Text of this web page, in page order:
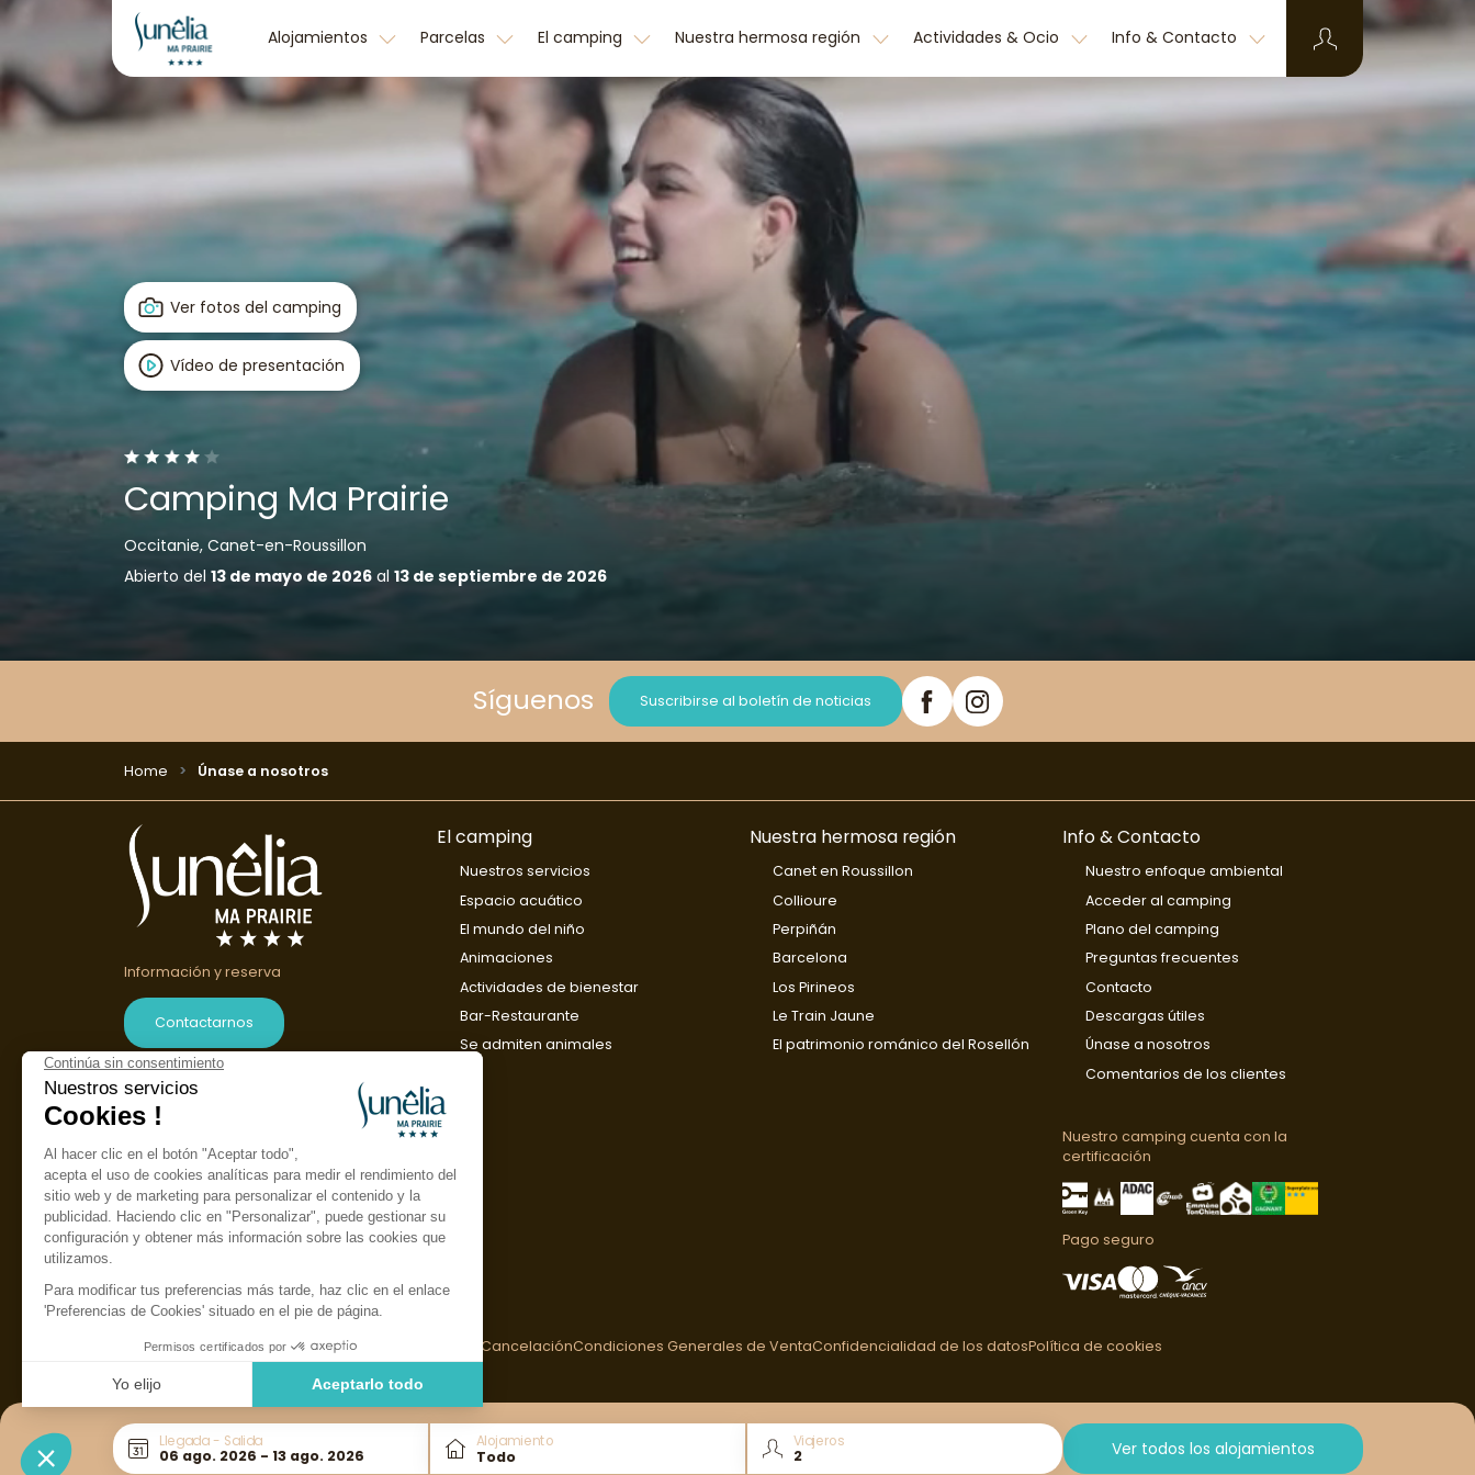
Alojamientos Parcelas El camping Nuestra hermosa región Actividades & Ocio Info & Contacto
Ver fotos del camping
Vídeo de presentación
Camping Ma Prairie
Occitanie, Canet-en-Roussillon
Abierto del 13 de mayo de 2026al 13 de septiembre de 2026
Llegada - Salida Alojamiento Viajeros Ver todos los alojamientos
Síguenos Suscribirse al boletín de noticias
Home Únase a nosotros
Información y reserva
Contactarnos
Idioma ES
Inglés
Alemán
Holandés
El camping
Nuestros servicios
Espacio acuático
El mundo del niño
Animaciones
Actividades de bienestar
Bar-Restaurante
Se admiten animales
Nuestra hermosa región
Canet en Roussillon
Collioure
Perpiñán
Barcelona
Los Pirineos
Le Train Jaune
El patrimonio románico del Rosellón
Info & Contacto
Nuestro enfoque ambiental
Acceder al camping
Plano del camping
Preguntas frecuentes
Contacto
Descargas útiles
Únase a nosotros
Comentarios de los clientes
Nuestro camping cuenta con la
certificación
Pago seguro
Aviso legal Garantía de CancelaciónCondiciones Generales de VentaConfidencialidad de los datosPolítica de cookies